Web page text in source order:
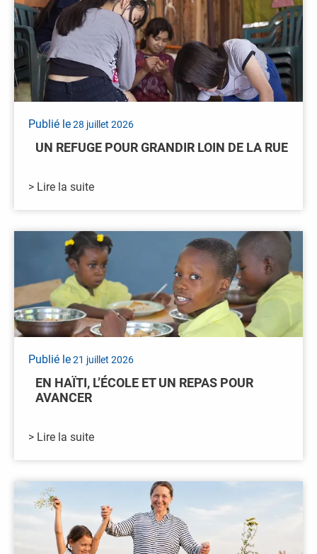
Publié le28 juillet 2026
UN REFUGE POUR GRANDIR LOIN DE LA RUE
> Lire la suite
Publié le21 juillet 2026
EN HAÏTI, L’ÉCOLE ET UN REPAS POUR
AVANCER
> Lire la suite